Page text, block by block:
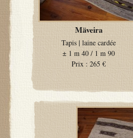
Mäveira
Tapis | laine cardée
± 1 m 40 / 1 m 90
Prix : 265 €